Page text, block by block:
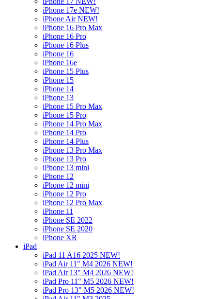
iPhone 17e NEW!
iPhone Air NEW!
iPhone 16 Pro Max
iPhone 16 Pro
iPhone 16 Plus
iPhone 16
iPhone 16e
iPhone 15 Plus
iPhone 15
iPhone 14
iPhone 13
iPhone 15 Pro Max
iPhone 15 Pro
iPhone 14 Pro Max
iPhone 14 Pro
iPhone 14 Plus
iPhone 13 Pro Max
iPhone 13 Pro
iPhone 13 mini
iPhone 12
iPhone 12 mini
iPhone 12 Pro
iPhone 12 Pro Max
iPhone 11
iPhone SE 2022
iPhone SE 2020
iPhone XR
iPad
iPad 11 A16 2025 NEW!
iPad Air 11" M4 2026 NEW!
iPad Air 13" M4 2026 NEW!
iPad Pro 11" M5 2026 NEW!
iPad Pro 13" M5 2026 NEW!